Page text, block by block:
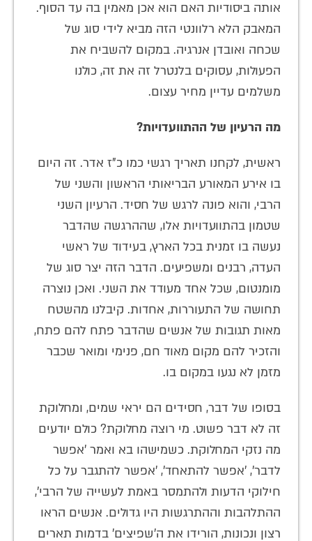
אותה ביסודיות האם הוא אכן מאמין בה עד הסוף.
המאבק הלא רלוונטי הזה מביא לידי סוג של
שכחה ואובדן אנרגיה. במקום להשביח את
הפעולות, עסוקים בלנטרל זה את זה, כולנו
משלמים עדיין מחיר עצום.
מה הרעיון של ההתוועדויות?
ראשית, לקחנו תאריך רגשי כמו כ"ז אדר. זה היום
בו אירע המאורע הבריאותי הראשון והשני של
הרבי, והוא פונה לרגש של חסיד. הרעיון השני
שטמון בהתוועדויות אלו, שההרגשה שהדבר
נעשה בו זמנית בכל הארץ, בעידוד של ראשי
העדה, רבנים ומשפיעים. הדבר הזה יצר סוג של
מומנטום, שכל אחד מעודד את השני. ואכן נוצרה
תחושה של התעוררות, אחדות. קיבלנו מהשטח
מאות תגובות של אנשים שהדבר פתח להם פתח,
והזכיר להם מקום מאוד חם, פנימי ומואר שכבר
מזמן לא נגעו במקום בו.
בסופו של דבר, חסידים הם יראי שמים, ומחלוקת
זה לא דבר פשוט. מי רוצה מחלוקת? כולם יודעים
מה נזקי המחלוקת. כשמישהו בא ואמר 'אפשר
לדבר', 'אפשר להתאחד', 'אפשר להתגבר על כל
חילוקי הדעות ולהתמסר באמת לעשייה של הרבי',
ההתלהבות וההתרגשות היו גדולים. אנשים הראו
רצון ונכונות, הורידו את ה'שפיצים' בדמות תארים